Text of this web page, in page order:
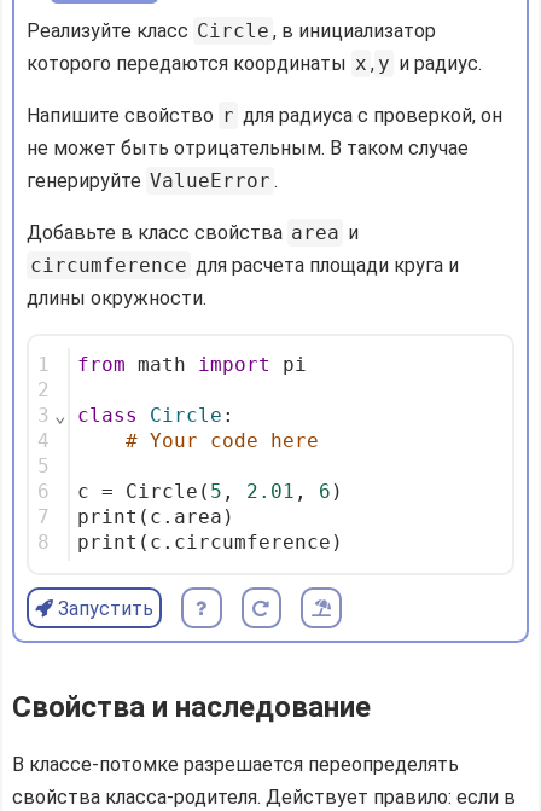
Реализуйте класс Circle , в инициализатор
которого передаются координаты x , y и радиус.
Напишите свойство r для радиуса с проверкой, он
не может быть отрицательным. В таком случае
генерируйте ValueError .
Добавьте в класс свойства area и
circumference для расчета площади круга и
длины окружности.
1
2
3
4
5
6
7
8
⌄
from math import pi
class Circle :
# Your code here
c = Circle( 5 , 2.01 , 6 )
print(c.area)
print(c.circumference)
Запустить
Свойства и наследование
В классе-потомке разрешается переопределять
свойства класса-родителя. Действует правило: если в